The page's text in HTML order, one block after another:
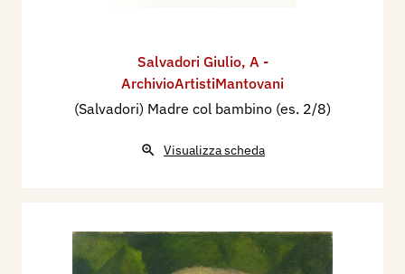
Salvadori Giulio, A -
ArchivioArtistiMantovani
(Salvadori) Madre col bambino (es. 2/8)
Visualizza scheda